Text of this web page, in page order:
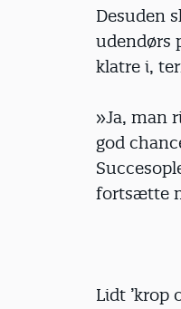
Desuden
udendørs
klatre i,
»Ja, man
god
fortsætte
Lidt ’krop